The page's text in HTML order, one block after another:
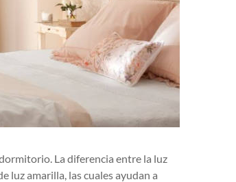
La diferencia entre la luz
luz amarilla, las cuales ayudan a